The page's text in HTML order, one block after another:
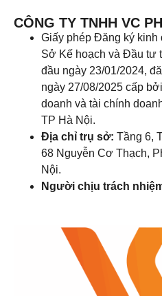
CÔNG TY TNHH VC
Giấy phép Đăng ký kinh
Sở Kế hoạch và Đầu tư
đầu ngày 23/01/2024,
ngày 27/08/2025 cấp
doanh và tài chính
TP Hà Nội.
Địa chỉ trụ sở: Tầng 6,
68 Nguyễn Cơ Thạch,
Nội.
Người chịu trách